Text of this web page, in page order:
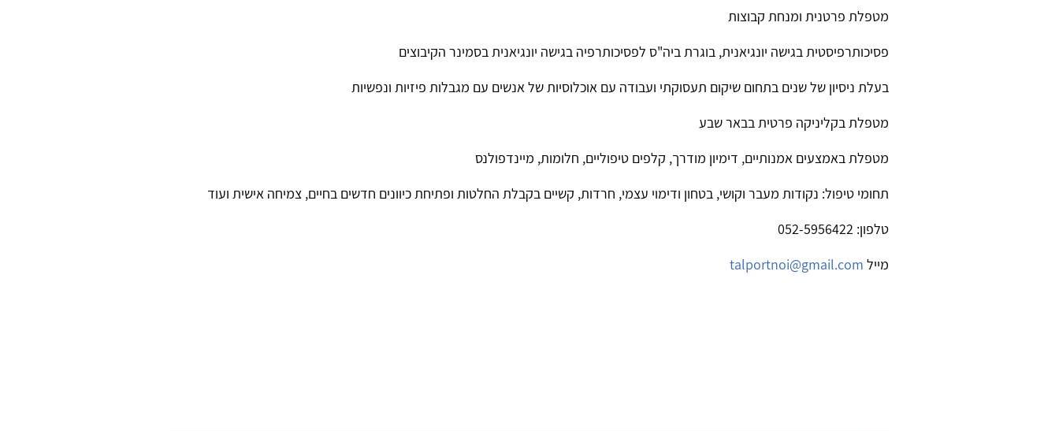
מטפלת פרטנית ומנחת קבוצות
פסיכותרפיסטית בגישה יונגיאנית, בוגרת ביה"ס לפסיכותרפיה בגישה יונגיאנית בסמינר הקיבוצים
בעלת ניסיון של שנים בתחום שיקום תעסוקתי ועבודה עם אוכלוסיות של אנשים עם מגבלות פיזיות ונפשיות
מטפלת בקליניקה פרטית בבאר שבע
מטפלת באמצעים אמנותיים, דימיון מודרך, קלפים טיפוליים, חלומות, מיינדפולנס
תחומי טיפול: נקודות מעבר וקושי, בטחון ודימוי עצמי, חרדות, קשיים בקבלת החלטות ופתיחת כיוונים חדשים בחיים, צמיחה אישית ועוד
טלפון: 052-5956422
מייל talportnoi@gmail.com